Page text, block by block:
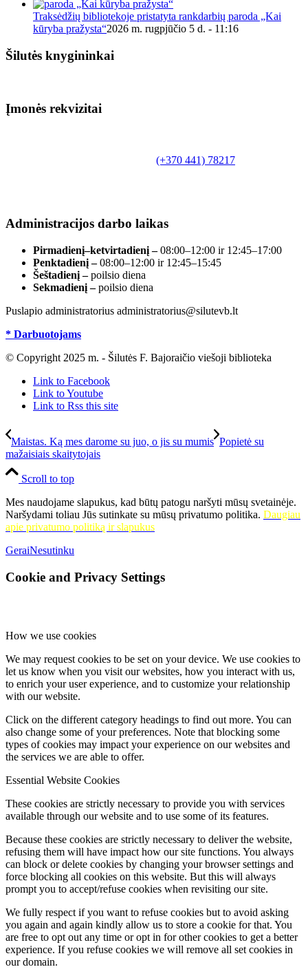
Traksėdžių bibliotekoje pristatyta rankdarbių paroda „Kai
kūryba pražysta“2026 m. rugpjūčio 5 d. - 11:16
Šilutės knygininkai
Įmonės rekvizitai
(+370 441) 78217
Administracijos darbo laikas
Pirmadienį–ketvirtadienį –08:00–12:00 ir 12:45–17:00
Penktadienį –08:00–12:00 ir 12:45–15:45
Šeštadienį –poilsio diena
Sekmadienį –poilsio diena
Puslapio administratorius administratorius@silutevb.lt
* Darbuotojams
© Copyright 2025 m. - Šilutės F. Bajoraičio viešoji biblioteka
Link to Facebook
Link to Youtube
Link to Rss this site
Maistas. Ką mes darome su juo, o jis su mumis Popietė su
mažaisiais skaitytojais
Scroll to top
Mes naudojame slapukus, kad būtų patogu naršyti mūsų svetainėje.
Naršydami toliau Jūs sutinkate su mūsų privatumo politika. Daugiau
apie privatumo politiką ir slapukus
GeraiNesutinku
Cookie and Privacy Settings
How we use cookies
We may request cookies to be set on your device. We use cookies to
let us know when you visit our websites, how you interact with us,
to enrich your user experience, and to customize your relationship
with our website.
Click on the different category headings to find out more. You can
also change some of your preferences. Note that blocking some
types of cookies may impact your experience on our websites and
the services we are able to offer.
Essential Website Cookies
These cookies are strictly necessary to provide you with services
available through our website and to use some of its features.
Because these cookies are strictly necessary to deliver the website,
refusing them will have impact how our site functions. You always
can block or delete cookies by changing your browser settings and
force blocking all cookies on this website. But this will always
prompt you to accept/refuse cookies when revisiting our site.
We fully respect if you want to refuse cookies but to avoid asking
you again and again kindly allow us to store a cookie for that. You
are free to opt out any time or opt in for other cookies to get a better
experience. If you refuse cookies we will remove all set cookies in
our domain.